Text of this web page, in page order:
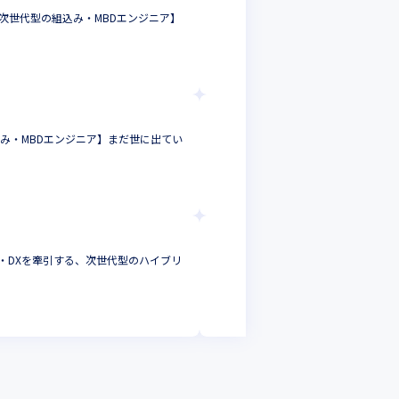
代型の組込み・MBDエンジニア】
・MBDエンジニア】まだ世に出てい
を牽引する、次世代型のハイブリ